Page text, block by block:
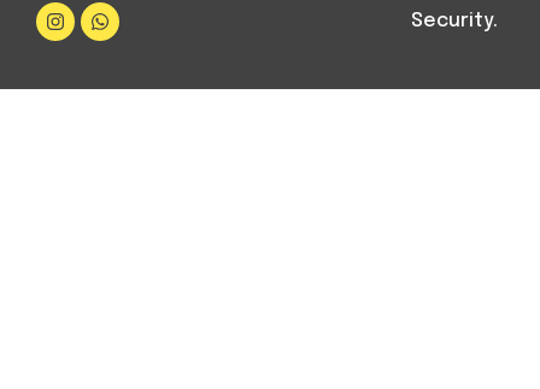
Security.